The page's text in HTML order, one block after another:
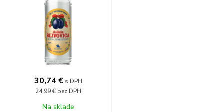
30,74 € s DPH
24,99 € bez DPH
Na sklade